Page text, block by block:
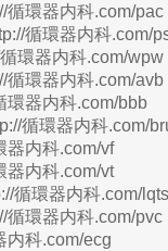
循環器内科.com/pac
循環器内科.com/
環器内科.com/wpw
循環器内科.com/avb
環器内科.com/bbb
循環器内科.com/
器内科.com/vf
器内科.com/vt
循環器内科.com/lqts
循環器内科.com/pvc
内科.com/ecg